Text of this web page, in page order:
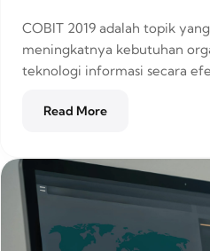
COBIT 2019 adalah topik
meningkatnya kebutuhan
teknologi informasi secara
Read More